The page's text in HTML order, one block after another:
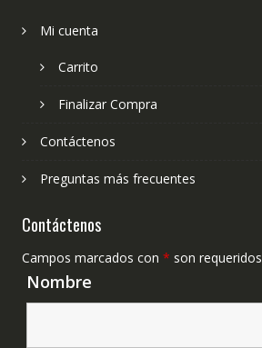
Mi cuenta
Carrito
Finalizar Compra
Contáctenos
Preguntas más frecuentes
Contáctenos
Campos marcados con * son requeridos
Nombre